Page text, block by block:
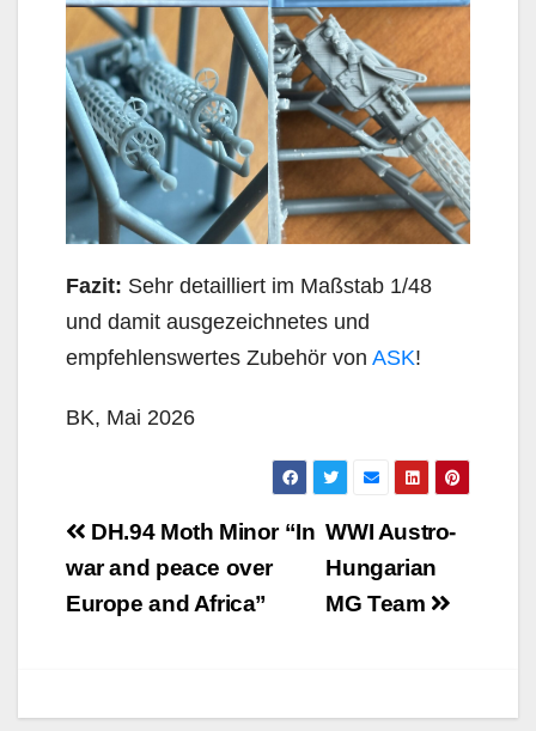
Fazit: Sehr detailliert im Maßstab 1/48
und damit ausgezeichnetes und
empfehlenswertes Zubehör von ASK!
BK, Mai 2026
BeitragsnavigationWWI Austro-
Hungarian
MG Team
DH.94 Moth Minor “In
war and peace over
Europe and Africa”